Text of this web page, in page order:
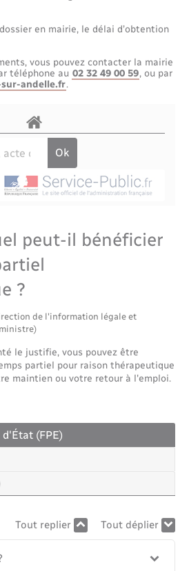
électrique
d’occupation de l’espace
communes
en mairie, le délai d’obtention
vous pouvez contacter la mairie
téléphone au 02 32 49 00 59, ou par
andelle.fr.
peut-il bénéficier
?
de l'information légale et
le justifie, vous pouvez être
partiel pour raison thérapeutique
maintien ou votre retour à l'emploi.
(FPE)
Tout replier Tout déplier